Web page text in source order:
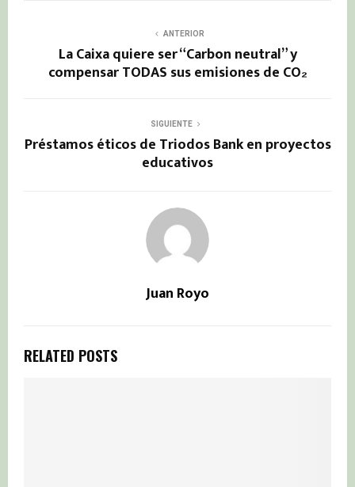
ANTERIOR
La Caixa quiere ser “Carbon neutral” y
compensar TODAS sus emisiones de CO₂
SIGUIENTE
Préstamos éticos de Triodos Bank en proyectos
educativos
Juan Royo
RELATED POSTS